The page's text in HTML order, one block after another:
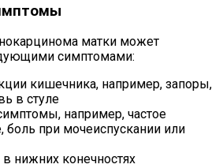
матки может
симптомами:
кишечника, например, запоры,
в стуле
например, частое
боль при мочеиспускании или
нижних конечностях